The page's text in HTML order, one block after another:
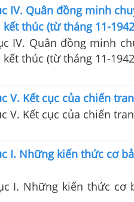
IV. Quân đồng minh
thúc (từ tháng 11-
IV. Quân đồng minh
thúc (từ tháng 11-
V. Kết cục của chiến
V. Kết cục của chiến
I. Những kiến thức cơ
I. Những kiến thức cơ